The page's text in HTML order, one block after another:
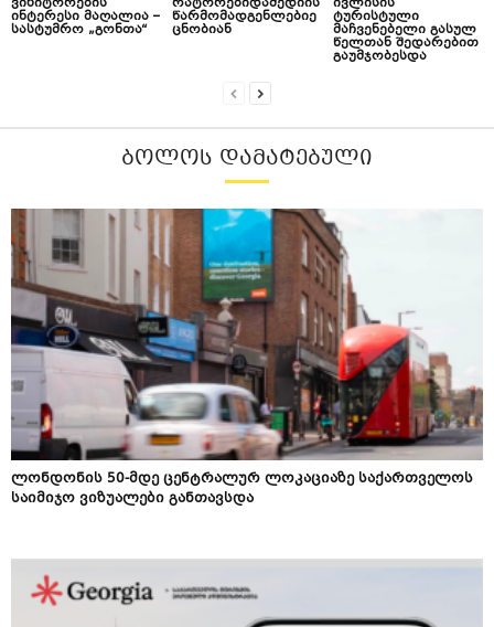
ინტერესი მაღალია –
სასტუმრო „გონთა“
წარმომადგენლებიე
ცნობიან
ტურისტული
მაჩვენებელი გასულ
წელთან შედარებით
გაუმჯობესდა
ᲑᲝᲚᲝᲡ ᲓᲐᲛᲐᲢᲔᲑᲣᲚᲘ
ლონდონის 50-მდე ცენტრალურ ლოკაციაზე საქართველოს
საიმიჯო ვიზუალები განთავსდა